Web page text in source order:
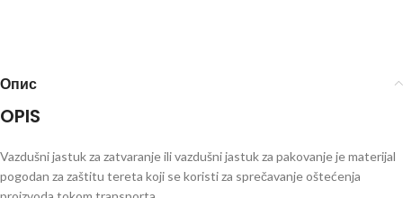
Опис
OPIS
Vazdušni jastuk za zatvaranje ili vazdušni jastuk za pakovanje je materijal
pogodan za zaštitu tereta koji se koristi za sprečavanje oštećenja